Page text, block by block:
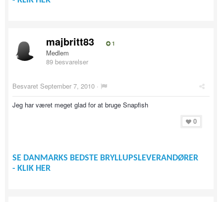
majbritt83 1
Medlem
89 besvarelser
Besvaret September 7, 2010 ·
Jeg har været meget glad for at bruge Snapfish
0
SE DANMARKS BEDSTE BRYLLUPSLEVERANDØRER
- KLIK HER